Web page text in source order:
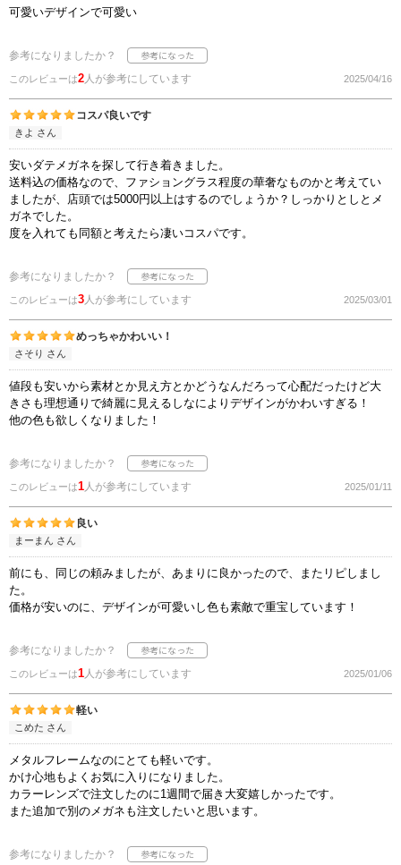
可愛いデザインで可愛い
参考になりましたか？
このレビューは2人が参考にしています 2025/04/16
コスパ良いです
きよ さん
安いダテメガネを探して行き着きました。
送料込の価格なので、ファショングラス程度の華奢なものかと考えてい
ましたが、店頭では5000円以上はするのでしょうか？しっかりとしとメ
ガネでした。
度を入れても同額と考えたら凄いコスパです。
参考になりましたか？
このレビューは3人が参考にしています 2025/03/01
めっちゃかわいい！
さそり さん
値段も安いから素材とか見え方とかどうなんだろって心配だったけど大
きさも理想通りで綺麗に見えるしなによりデザインがかわいすぎる！
他の色も欲しくなりました！
参考になりましたか？
このレビューは1人が参考にしています 2025/01/11
良い
まーまん さん
前にも、同じの頼みましたが、あまりに良かったので、またリピしまし
た。
価格が安いのに、デザインが可愛いし色も素敵で重宝しています！
参考になりましたか？
このレビューは1人が参考にしています 2025/01/06
軽い
こめた さん
メタルフレームなのにとても軽いです。
かけ心地もよくお気に入りになりました。
カラーレンズで注文したのに1週間で届き大変嬉しかったです。
また追加で別のメガネも注文したいと思います。
参考になりましたか？